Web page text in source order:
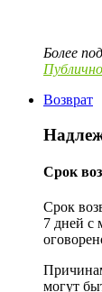
Более
Возврат
Срок
Срок
7 дней с
могут